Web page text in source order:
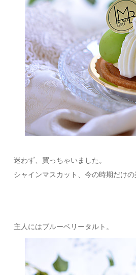
迷わず、買っちゃいました。
シャインマスカット、今の時期だけの
主人にはブルーベリータルト。